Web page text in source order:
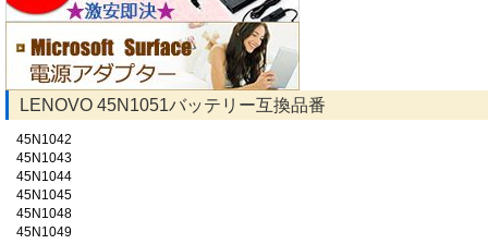
LENOVO 45N1051バッテリー互換品番
45N1042
45N1043
45N1044
45N1045
45N1048
45N1049